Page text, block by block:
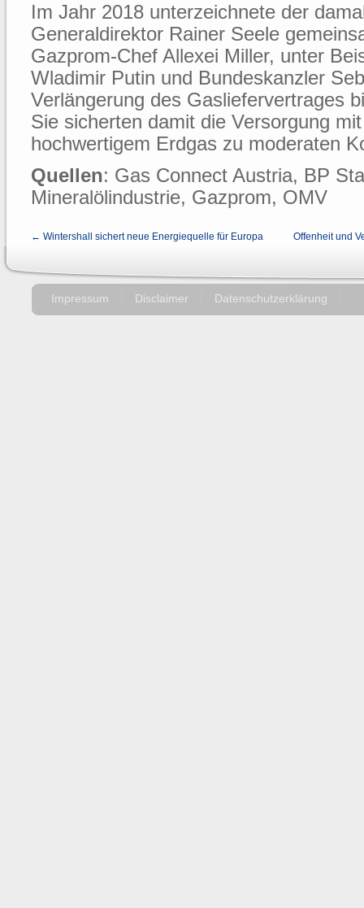
Im Jahr 2018 unterzeichnete der
Generaldirektor Rainer Seele
Gazprom-Chef Allexei Miller, unter
Wladimir Putin und Bundeskanzler
Verlängerung des Gasliefervertrages
Sie sicherten damit die Versorgung
hochwertigem Erdgas zu moderaten
Quellen: Gas Connect Austria, BP
Mineralölindustrie, Gazprom, OMV
← Wintershall sichert neue Energiequelle für Europa Offenheit und
Impressum Disclaimer Datenschutzerklärung